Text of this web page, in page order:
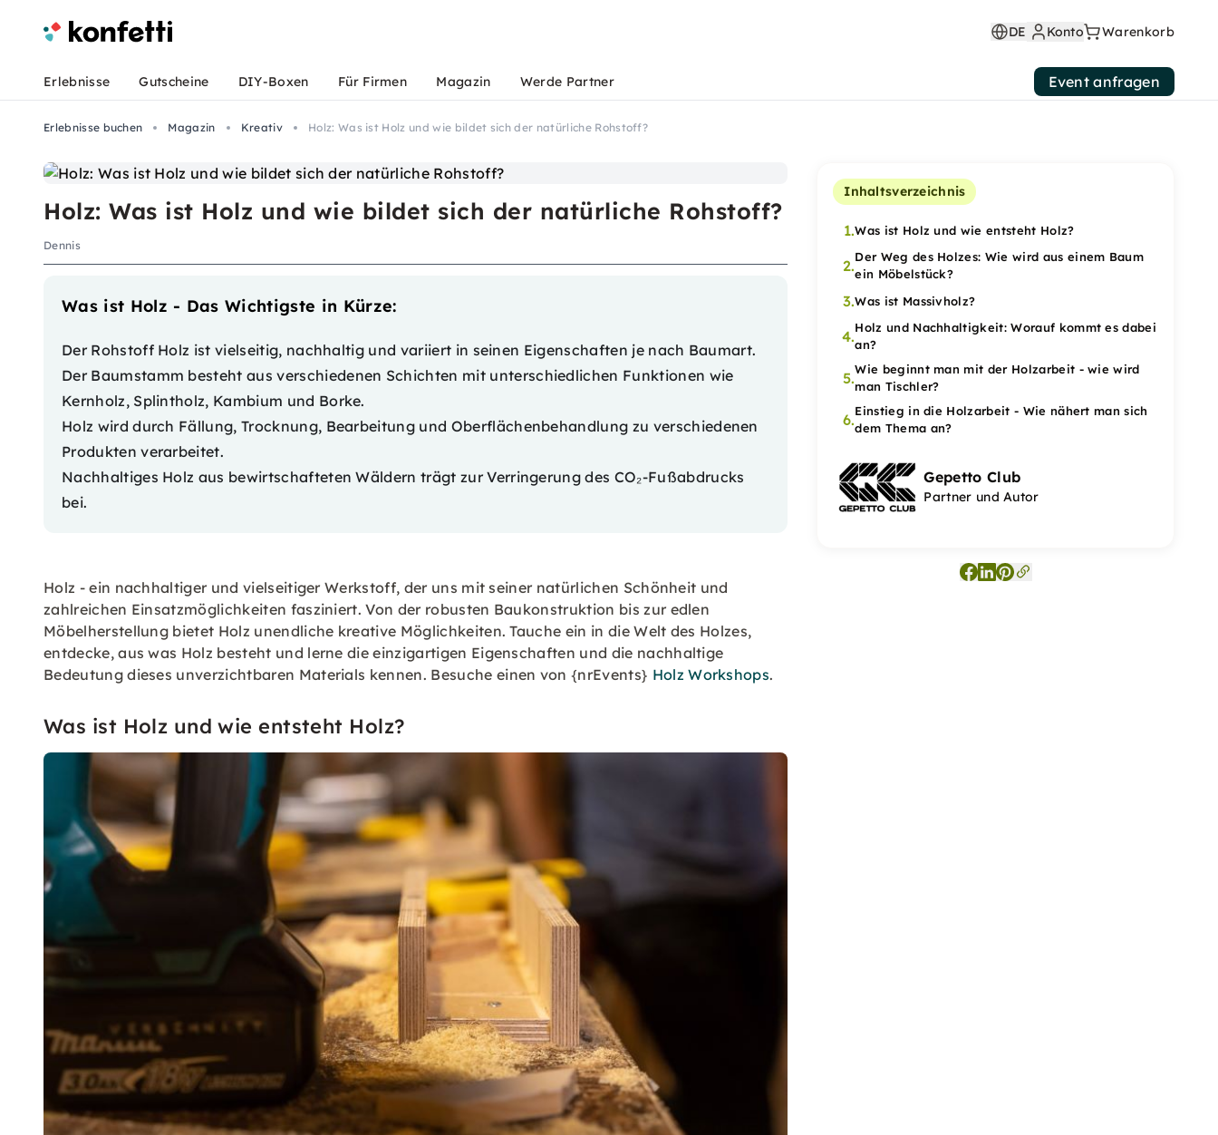
Erlebnisse buchen Magazin Kreativ Holz: Was ist Holz und wie bildet sich der natürliche Rohstoff?
Holz: Was ist Holz und wie bildet sich der natürliche Rohstoff?
Dennis
Was ist Holz - Das Wichtigste in Kürze:
Der Rohstoff Holz ist vielseitig, nachhaltig und variiert in seinen Eigenschaften je nach Baumart.
Der Baumstamm besteht aus verschiedenen Schichten mit unterschiedlichen Funktionen wie
Kernholz, Splintholz, Kambium und Borke.
Holz wird durch Fällung, Trocknung, Bearbeitung und Oberflächenbehandlung zu verschiedenen
Produkten verarbeitet.
Nachhaltiges Holz aus bewirtschafteten Wäldern trägt zur Verringerung des CO₂-Fußabdrucks
bei.
Holz - ein nachhaltiger und vielseitiger Werkstoff, der uns mit seiner natürlichen Schönheit und
zahlreichen Einsatzmöglichkeiten fasziniert. Von der robusten Baukonstruktion bis zur edlen
Möbelherstellung bietet Holz unendliche kreative Möglichkeiten. Tauche ein in die Welt des Holzes,
entdecke, aus was Holz besteht und lerne die einzigartigen Eigenschaften und die nachhaltige
Bedeutung dieses unverzichtbaren Materials kennen. Besuche einen von {nrEvents} Holz Workshops.
Was ist Holz und wie entsteht Holz?
Inhaltsverzeichnis
1.Was ist Holz und wie entsteht Holz?
2.Der Weg des Holzes: Wie wird aus einem Baum
ein Möbelstück?
3.Was ist Massivholz?
4.Holz und Nachhaltigkeit: Worauf kommt es dabei
an?
5.Wie beginnt man mit der Holzarbeit - wie wird
man Tischler?
6.Einstieg in die Holzarbeit - Wie nähert man sich
dem Thema an?
Gepetto Club
Partner und Autor
DE Konto Warenkorb
Erlebnisse Gutscheine DIY-Boxen Für Firmen Magazin Werde Partner Event anfragen